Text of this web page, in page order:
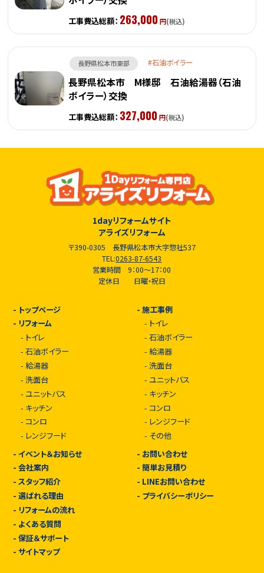
工事費込総額： 263,000 円(税込)
長野県松本市東部 石油ボイラー
長野県松本市 M様邸 石油給湯器（石油
ボイラー）交換
工事費込総額： 327,000 円(税込)
1dayリフォームサイト
アライズリフォーム
〒390-0305 長野県松本市大字惣社537
TEL:0263-87-6543
営業時間 9：00～17：00
定休日 日曜・祝日
- トップページ
- リフォーム
- トイレ
- 石油ボイラー
- 給湯器
- 洗面台
- ユニットバス
- キッチン
- コンロ
- レンジフード
-施工事例
- トイレ
-石油ボイラー
-給湯器
-洗面台
- ユニットバス
- キッチン
- コンロ
- レンジフード
- その他
- イベント＆お知らせ
- 会社案内
- スタッフ紹介
- 選ばれる理由
- リフォームの流れ
- よくある質問
- 保証＆サポート
- サイトマップ
- お問い合わせ
-簡単お見積り
- LINEお問い合わせ
- プライバシーポリシー